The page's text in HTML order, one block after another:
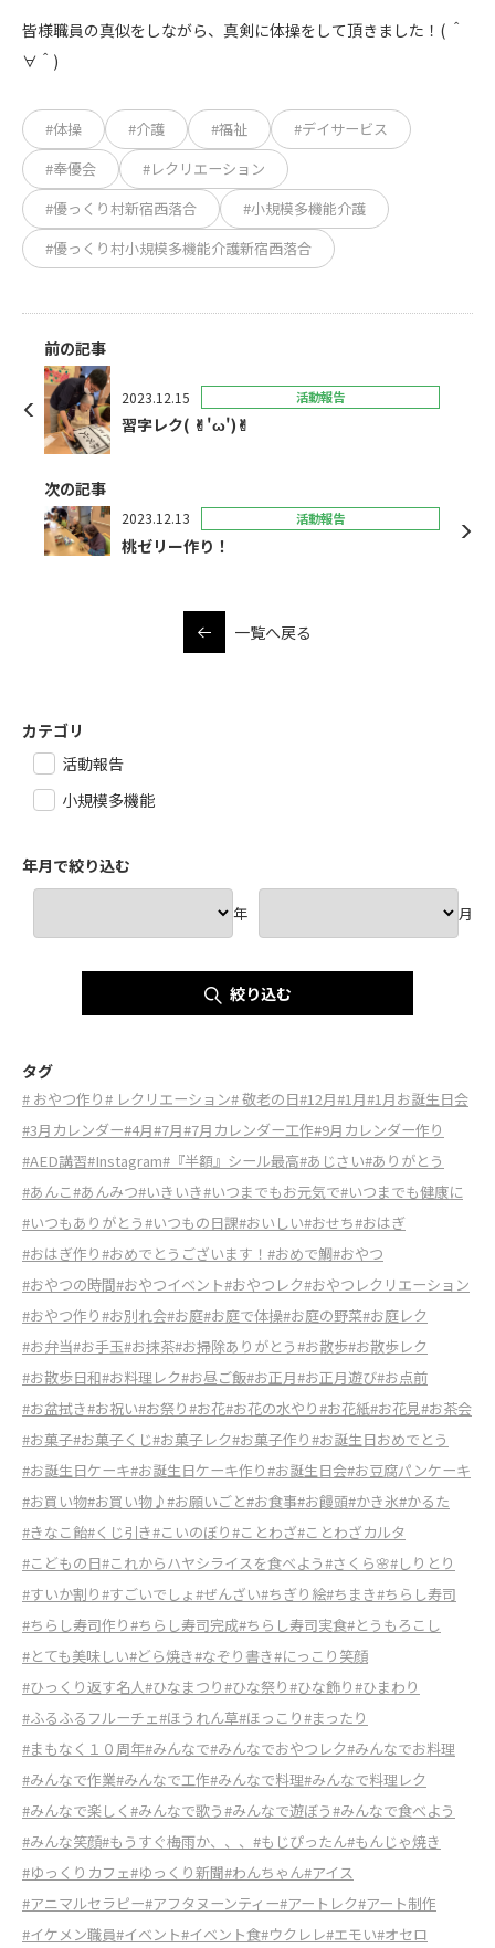
皆様職員の真似をしながら、真剣に体操をして頂きました！( ＾
∀＾)
#体操 #介護 #福祉
#デイサービス
#奉優会
#レクリエーション
#優っくり村新宿西落合
#小規模多機能介護
#優っくり村小規模多機能介護新宿西落合
前の記事
2023.12.15 活動報告
習字レク( ✌︎'ω')✌︎
次の記事
2023.12.13 活動報告
桃ゼリー作り！
一覧へ戻る
カテゴリ
活動報告
小規模多機能
年月で絞り込む
年 月
絞り込む
タグ
# おやつ作り# レクリエーション# 敬老の日#12月#1月#1月お誕生日会
#3月カレンダー#4月#7月#7月カレンダー工作#9月カレンダー作り
#AED講習#Instagram#『半額』シール最高#あじさい#ありがとう
#あんこ#あんみつ#いきいき#いつまでもお元気で#いつまでも健康に
#いつもありがとう#いつもの日課#おいしい#おせち#おはぎ
#おはぎ作り#おめでとうございます！ #おめで鯛#おやつ
#おやつの時間#おやつイベント#おやつレク#おやつレクリエーション
#おやつ作り#お別れ会#お庭#お庭で体操#お庭の野菜#お庭レク
#お弁当#お手玉#お抹茶#お掃除ありがとう#お散歩#お散歩レク
#お散歩日和#お料理レク#お昼ご飯#お正月#お正月遊び#お点前
#お盆拭き#お祝い#お祭り#お花#お花の水やり#お花紙#お花見#お茶会
#お菓子#お菓子くじ#お菓子レク#お菓子作り#お誕生日おめでとう
#お誕生日ケーキ#お誕生日ケーキ作り#お誕生日会#お豆腐パンケーキ
#お買い物#お買い物♪#お願いごと#お食事#お饅頭#かき氷#かるた
#きなこ飴#くじ引き#こいのぼり#ことわざ#ことわざカルタ
#こどもの日#これからハヤシライスを食べよう#さくら🌸#しりとり
#すいか割り#すごいでしょ#ぜんざい#ちぎり絵#ちまき#ちらし寿司
#ちらし寿司作り#ちらし寿司完成#ちらし寿司実食#とうもろこし
#とても美味しい#どら焼き#なぞり書き#にっこり笑顔
#ひっくり返す名人#ひなまつり#ひな祭り#ひな飾り#ひまわり
#ふるふるフルーチェ#ほうれん草#ほっこり#まったり
#まもなく１０周年#みんなで#みんなでおやつレク#みんなでお料理
#みんなで作業#みんなで工作#みんなで料理#みんなで料理レク
#みんなで楽しく #みんなで歌う#みんなで遊ぼう#みんなで食べよう
#みんな笑顔#もうすぐ梅雨か、、、 #もじぴったん#もんじゃ焼き
#ゆっくりカフェ#ゆっくり新聞#わんちゃん#アイス
#アニマルセラピー#アフタヌーンティー#アートレク#アート制作
#イケメン職員#イベント#イベント食#ウクレレ#エモい#オセロ